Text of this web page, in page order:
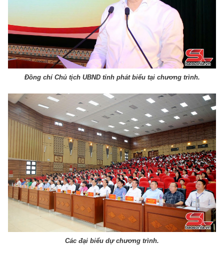
Đồng chí Chủ tịch UBND tỉnh phát biểu tại chương trình.
Các đại biểu dự chương trình.